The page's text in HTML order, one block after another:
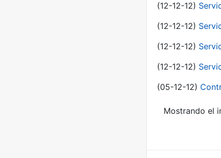
(12-12-12)
(12-12-12)
(12-12-12)
(12-12-12)
(05-12-12)
Mostrando el